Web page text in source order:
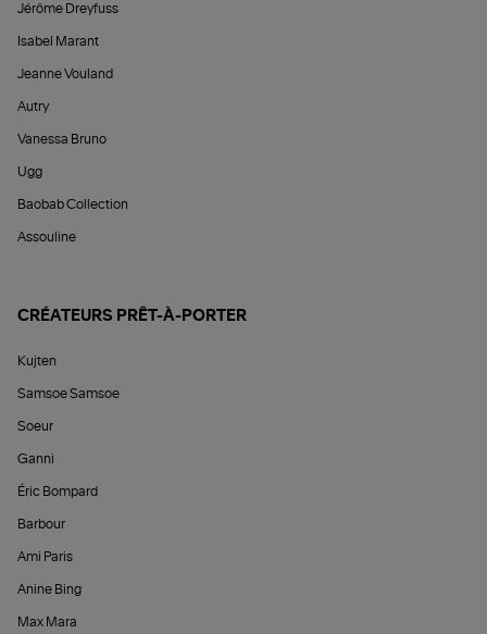
Jérôme Dreyfuss
Isabel Marant
Jeanne Vouland
Autry
Vanessa Bruno
Ugg
Baobab Collection
Assouline
CRÉATEURS PRÊT-À-PORTER
Kujten
Samsoe Samsoe
Soeur
Ganni
Éric Bompard
Barbour
Ami Paris
Anine Bing
Max Mara